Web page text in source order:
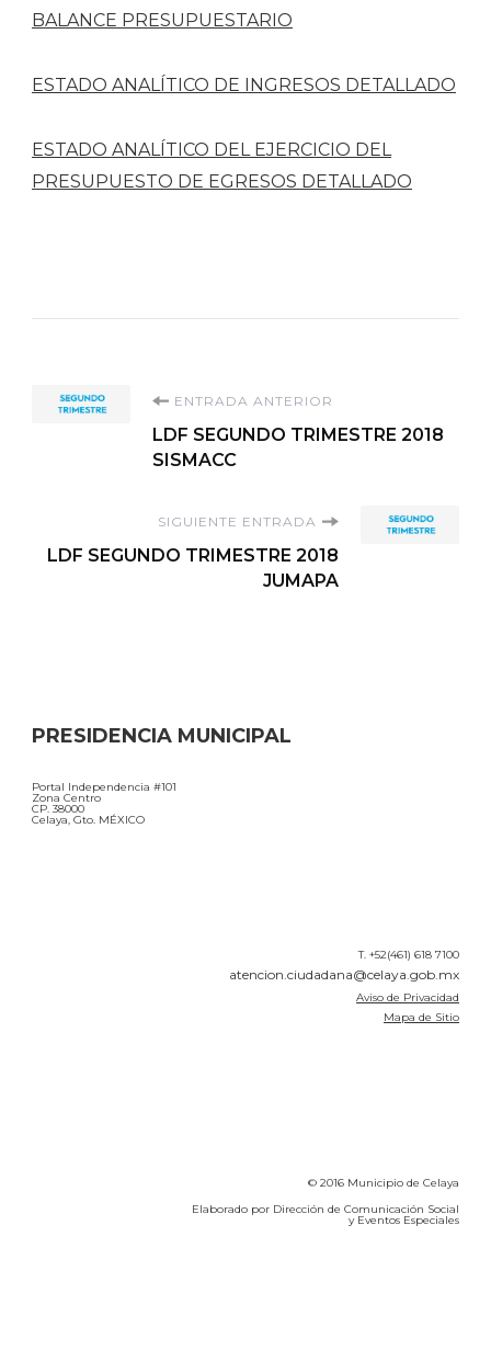
BALANCE PRESUPUESTARIO
ESTADO ANALÍTICO DE INGRESOS DETALLADO
ESTADO ANALÍTICO DEL EJERCICIO DEL
PRESUPUESTO DE EGRESOS DETALLADO
Navegación
entradas
ENTRADA ANTERIOR
LDF SEGUNDO TRIMESTRE 2018
SISMACC
SIGUIENTE ENTRADA
LDF SEGUNDO TRIMESTRE 2018
JUMAPA
PRESIDENCIA MUNICIPAL
Portal Independencia #101
Zona Centro
CP. 38000
Celaya, Gto. MÉXICO
T. +52(461) 618 7100
atencion.ciudadana@celaya.gob.mx
Aviso de Privacidad
Mapa de Sitio
© 2016 Municipio de Celaya
Elaborado por Dirección de Comunicación Social
y Eventos Especiales